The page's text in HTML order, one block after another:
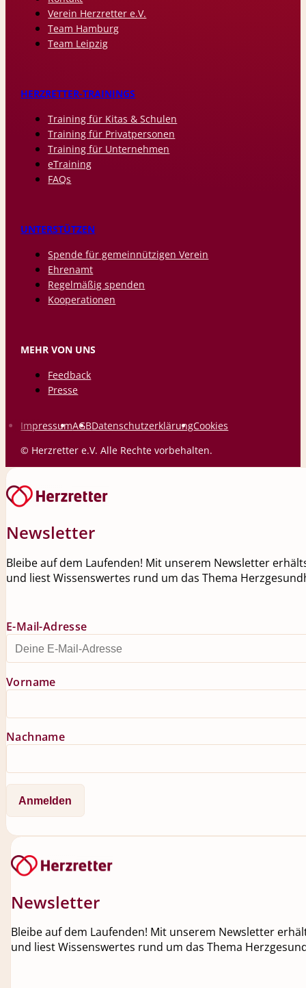
Verein Herzretter e.V.
Team Hamburg
Team Leipzig
HERZRETTER-TRAININGS
Training für Kitas & Schulen
Training für Privatpersonen
Training für Unternehmen
eTraining
FAQs
UNTERSTÜTZEN
Spende für gemeinnützigen Verein
Ehrenamt
Regelmäßig spenden
Kooperationen
MEHR VON UNS
Feedback
Presse
ImpressumAGBDatenschutzerklärungCookies
© Herzretter e.V. Alle Rechte vorbehalten.
Newsletter
Bleibe auf dem Laufenden! Mit unserem Newsletter
und liest Wissenswertes rund um das Thema
E-Mail-Adresse
Vorname
Nachname
Newsletter
Bleibe auf dem Laufenden! Mit unserem Newsletter
und liest Wissenswertes rund um das Thema